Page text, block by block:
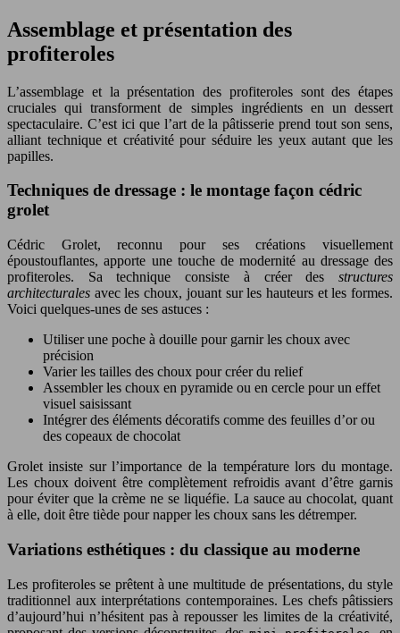
Assemblage et présentation des
profiteroles
L’assemblage et la présentation des profiteroles sont des étapes
cruciales qui transforment de simples ingrédients en un dessert
spectaculaire. C’est ici que l’art de la pâtisserie prend tout son sens,
alliant technique et créativité pour séduire les yeux autant que les
papilles.
Techniques de dressage : le montage façon cédric
grolet
Cédric Grolet, reconnu pour ses créations visuellement
époustouflantes, apporte une touche de modernité au dressage des
profiteroles. Sa technique consiste à créer des structures
architecturales avec les choux, jouant sur les hauteurs et les formes.
Voici quelques-unes de ses astuces :
Utiliser une poche à douille pour garnir les choux avec
précision
Varier les tailles des choux pour créer du relief
Assembler les choux en pyramide ou en cercle pour un effet
visuel saisissant
Intégrer des éléments décoratifs comme des feuilles d’or ou
des copeaux de chocolat
Grolet insiste sur l’importance de la température lors du montage.
Les choux doivent être complètement refroidis avant d’être garnis
pour éviter que la crème ne se liquéfie. La sauce au chocolat, quant
à elle, doit être tiède pour napper les choux sans les détremper.
Variations esthétiques : du classique au moderne
Les profiteroles se prêtent à une multitude de présentations, du style
traditionnel aux interprétations contemporaines. Les chefs pâtissiers
d’aujourd’hui n’hésitent pas à repousser les limites de la créativité,